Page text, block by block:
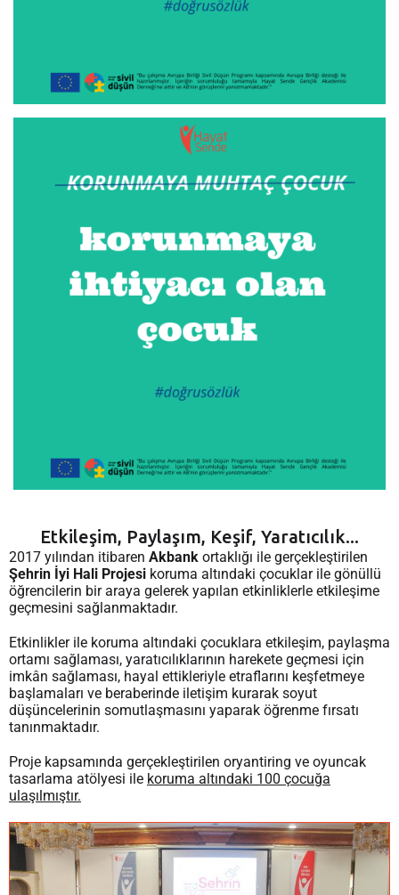
Etkileşim, Paylaşım, Keşif, Yaratıcılık...
2017 yılından itibaren Akbank ortaklığı ile gerçekleştirilen
Şehrin İyi Hali Projesi koruma altındaki çocuklar ile gönüllü
öğrencilerin bir araya gelerek yapılan etkinliklerle etkileşime
geçmesini sağlanmaktadır.
Etkinlikler ile koruma altındaki çocuklara etkileşim, paylaşma
ortamı sağlaması, yaratıcılıklarının harekete geçmesi için
imkân sağlaması, hayal ettikleriyle etraflarını keşfetmeye
başlamaları ve beraberinde iletişim kurarak soyut
düşüncelerinin somutlaşmasını yaparak öğrenme fırsatı
tanınmaktadır.
Proje kapsamında gerçekleştirilen oryantiring ve oyuncak
tasarlama atölyesi ile koruma altındaki 100 çocuğa
ulaşılmıştır.